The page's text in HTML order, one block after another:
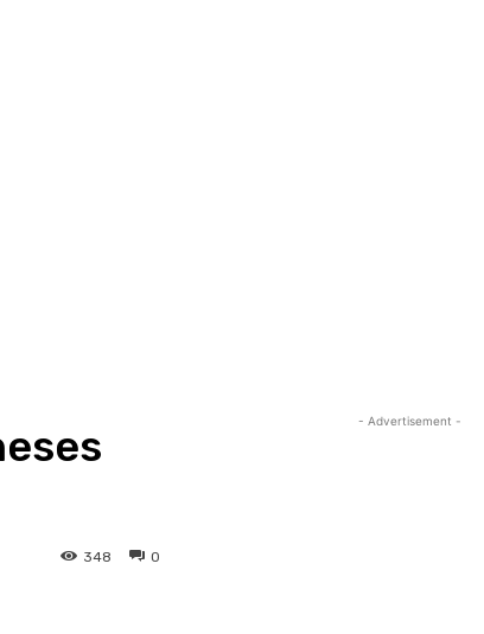
0
348
- Advertisement -